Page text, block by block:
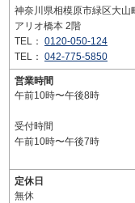
神奈川県相模原市緑区大山
アリオ橋本 2階
TEL： 0120-050-124
TEL： 042-775-5850
営業時間
午前10時〜午後8時
受付時間
午前10時〜午後7時
定休日
無休